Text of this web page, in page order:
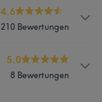
4.6
210 Bewertungen
5.0
8 Bewertungen